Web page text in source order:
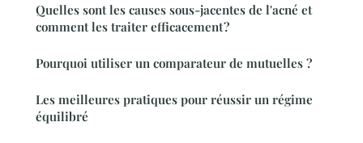
Quelles sont les causes sous-jacentes de l'acné et
comment les traiter efficacement ?
Pourquoi utiliser un comparateur de mutuelles ?
Les meilleures pratiques pour réussir un régime
équilibré